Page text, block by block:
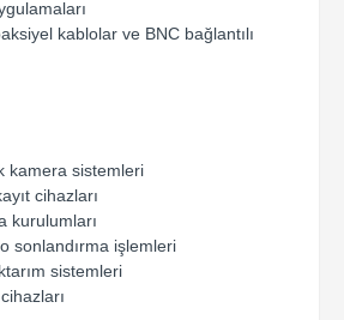
kablolar ve BNC bağlantılı
kamera sistemleri
cihazları
kurulumları
sonlandırma işlemleri
sistemleri